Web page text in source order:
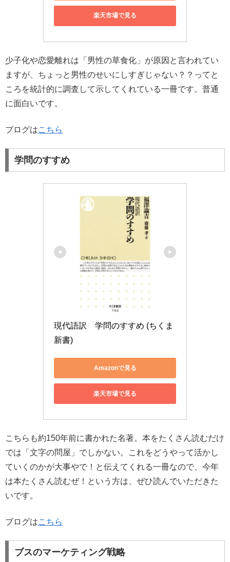
楽天市場で見る
少子化や恋愛離れは「男性の草食化」が原因と言われてい
ますが、ちょっと男性のせいにしすぎじゃない？？ってと
ころを統計的に調査して示してくれている一冊です。普通
に面白いです。
ブログはこちら
学問のすすめ
現代語訳　学問のすすめ (ちくま
新書)
Amazonで見る
楽天市場で見る
こちらも約150年前に書かれた名著。本をたくさん読むだけ
では「文字の問屋」でしかない。これをどうやって活かし
ていくのかが大事やで！と伝えてくれる一冊なので、今年
は本たくさん読むぜ！という方は、ぜひ読んでいただきた
いです。
ブログはこちら
ブスのマーケティング戦略